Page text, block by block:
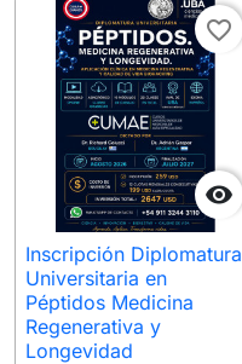

favorite_border
Inscripción Diplomatura
Universitaria en
Péptidos Medicina
Regenerativa y
Longevidad